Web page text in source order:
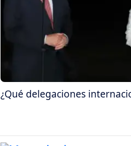
¿Qué delegaciones